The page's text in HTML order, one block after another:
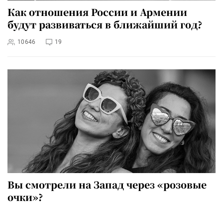
Как отношения России и Армении
будут развиваться в ближайший год?
10646 19
Вы смотрели на Запад через «розовые
очки»?